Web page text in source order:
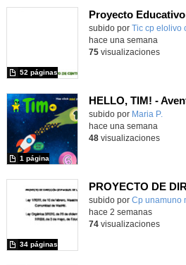
subido por Tic cp elolivo
52 páginas
hace una semana
75visualizaciones
HELLO, TIM! -
Contenido educativo.
subido por Maria P.
1 página
hace una semana
48visualizaciones
PROYECTO DE
Contenido educativo.
subido por Cp unamuno
34 páginas
hace 2 semanas
74visualizaciones